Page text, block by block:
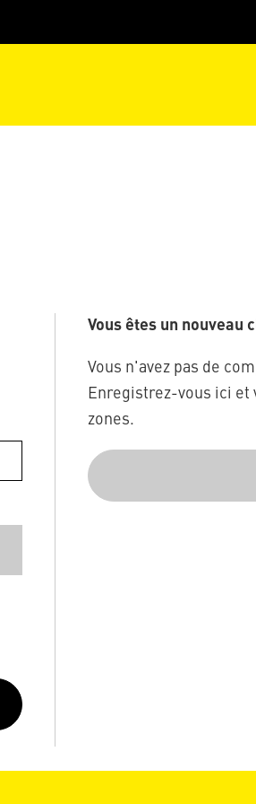
Vous êtes un nouveau
Vous n'avez pas de
Enregistrez-vous ici et
zones.